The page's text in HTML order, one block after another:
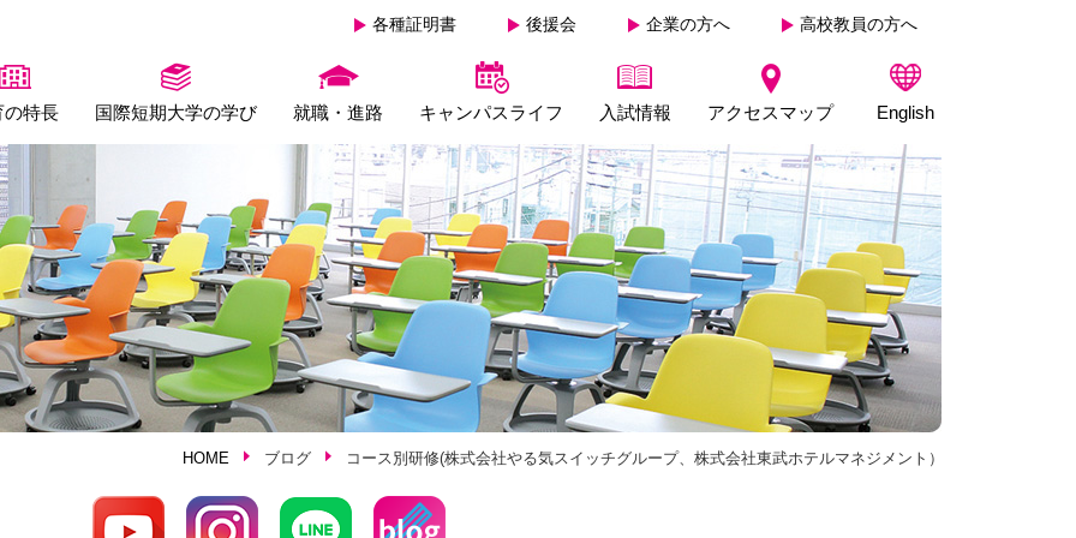
各種証明書 後援会 企業の方へ 高校教員の方へ
の特長 国際短期大学の学び 就職・進路 キャンパスライフ 入試情報 アクセスマップ English
HOME ブログ コース別研修(株式会社やる気スイッチグループ、株式会社東武ホテルマネジメント）